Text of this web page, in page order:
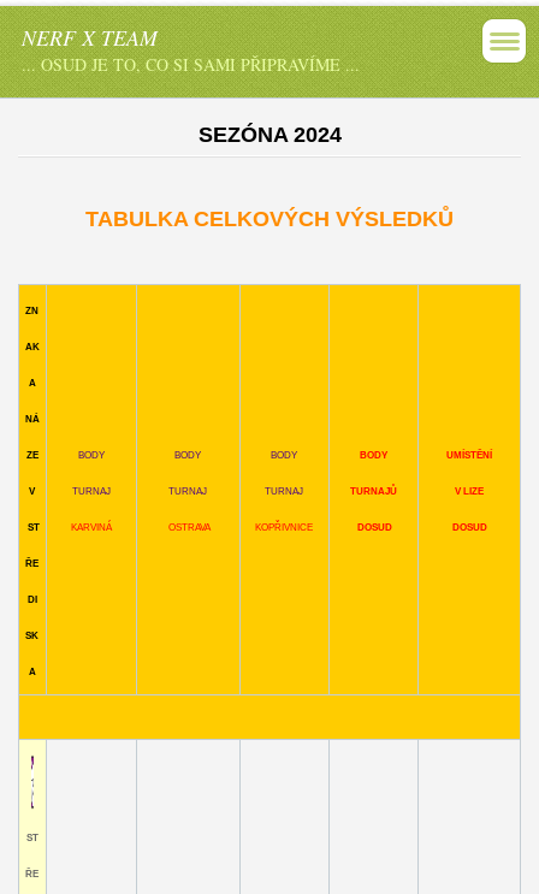
NERF X TEAM
... OSUD JE TO, CO SI SAMI PŘIPRAVÍME ...
SEZÓNA 2024
TABULKA CELKOVÝCH VÝSLEDKŮ
ZN
AK
A
NÁ
ZE
V
ST
ŘE
DI
SK
A
BODY
TURNAJ
KARVINÁ
BODY
TURNAJ
OSTRAVA
BODY
TURNAJ
KOPŘIVNICE
BODY
TURNAJŮ
DOSUD
UMÍSTĚNÍ
V LIZE
DOSUD
ST
ŘE